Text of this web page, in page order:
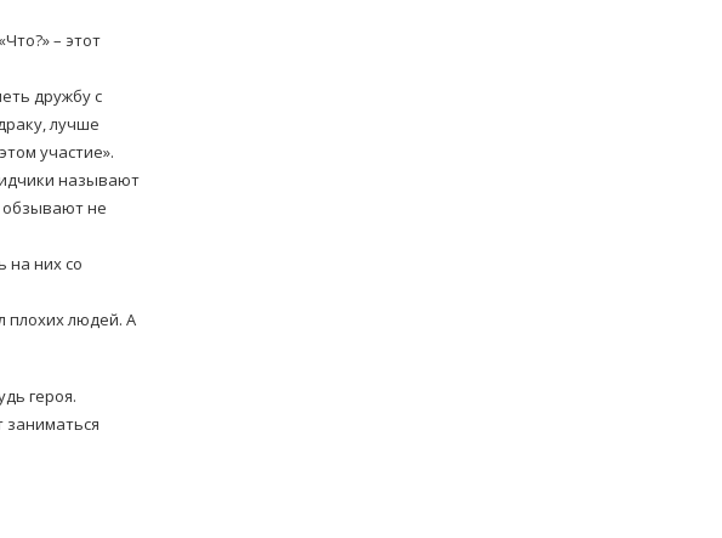
– этот
дружбу с
лучше
участие».
называют
обзывают не
на них со
плохих людей. А
героя.